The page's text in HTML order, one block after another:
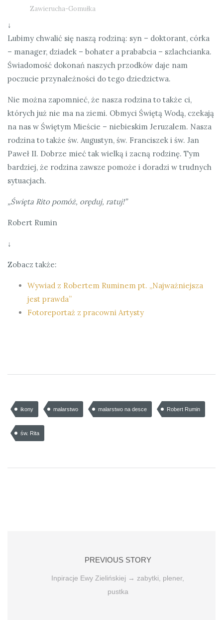
Zawierucha-Gomułka
↓
Lubimy chwalić się naszą rodziną: syn – doktorant, córka
– manager, dziadek – bohater a prababcia – szlachcianka.
Świadomość dokonań naszych przodków daje nam
poczucie przynależności do tego dziedzictwa.
Nie można zapomnieć, że nasza rodzina to także ci,
których już nie ma na ziemi. Obmyci Świętą Wodą, czekają
na nas w Świętym Mieście – niebieskim Jeruzalem. Nasza
rodzina to także św. Augustyn, św. Franciszek i św. Jan
Paweł II. Dobrze mieć tak wielką i zacną rodzinę. Tym
bardziej, że rodzina zawsze pomoże i doradzi w trudnych
sytuacjach.
„Święta Rito pomóż, oręduj, ratuj!”
Robert Rumin
↓
Zobacz także:
Wywiad z Robertem Ruminem pt. „Najważniejsza
jest prawda”
Fotoreportaż z pracowni Artysty
ikony malarstwo malarstwo na desce Robert Rumin
św. Rita
PREVIOUS STORY
Inpiracje Ewy Zielińskiej → zabytki, plener,
pustka